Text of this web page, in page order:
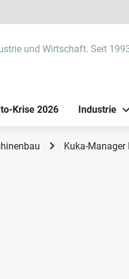
und Wirtschaft. Seit
Krise 2026 Industrie
Kuka-